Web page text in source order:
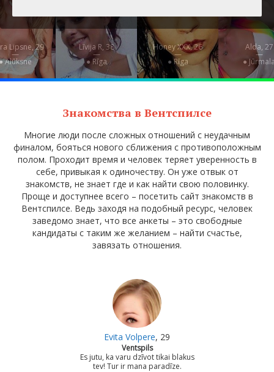
Lipsne, 29
—
Alūksne
Līvija R, 38
—
● Rīga
Honey XXX, 26
—
● Rīga
Alda, 27
—
●
Знакомства в Вентспилсе
Многие люди после сложных отношений с неудачным
финалом, бояться нового сближения с противоположным
полом. Проходит время и человек теряет уверенность в
себе, привыкая к одиночеству. Он уже отвык от
знакомств, не знает где и как найти свою половинку.
Проще и доступнее всего – посетить сайт знакомств в
Вентспилсе. Ведь заходя на подобный ресурс, человек
заведомо знает, что все анкеты – это свободные
кандидаты с таким же желанием – найти счастье,
завязать отношения.
Evita Volpere, 29
Ventspils
Es jutu, ka varu dzīvot tikai blakus
tev! Tur ir mana paradīze.